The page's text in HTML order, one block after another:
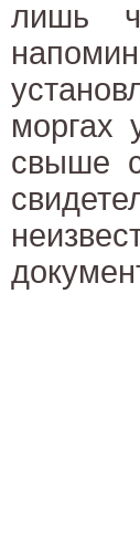
лишь
моргах
свыше